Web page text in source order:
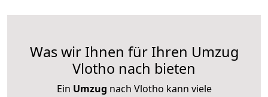
Was wir Ihnen für Ihren Umzug
Vlotho nach bieten
Ein Umzug nach Vlotho kann viele